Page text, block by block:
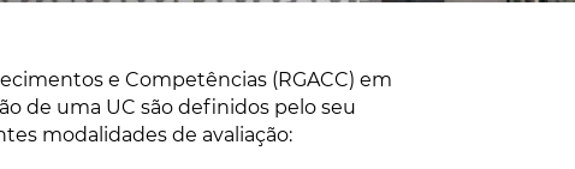
e Competências (RGACC) em
de uma UC são definidos pelo seu
modalidades de avaliação: